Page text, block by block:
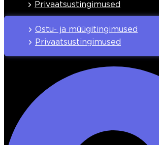
Privaatsustingimused
Ostu- ja müügitingimused
Privaatsustingimused